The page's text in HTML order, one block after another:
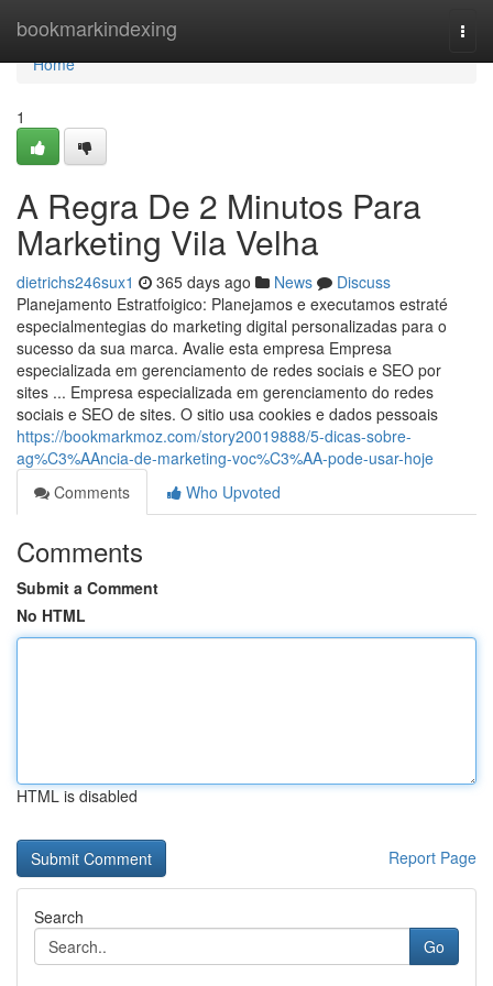
bookmarkindexing
Home
Home
1
A Regra De 2 Minutos Para
Marketing Vila Velha
dietrichs246sux1 365 days ago News
Discuss
Planejamento Estratfoigico: Planejamos e executamos estraté
especialmentegias do marketing digital personalizadas para o
sucesso da sua marca. Avalie esta empresa Empresa
especializada em gerenciamento de redes sociais e SEO por
sites ... Empresa especializada em gerenciamento do redes
sociais e SEO de sites. O sitio usa cookies e dados pessoais
https://bookmarkmoz.com/story20019888/5-dicas-sobre-
ag%C3%AAncia-de-marketing-voc%C3%AA-pode-usar-hoje
Comments
Who Upvoted
Comments
Submit a Comment
No HTML
HTML is disabled
Report Page
Search
Go